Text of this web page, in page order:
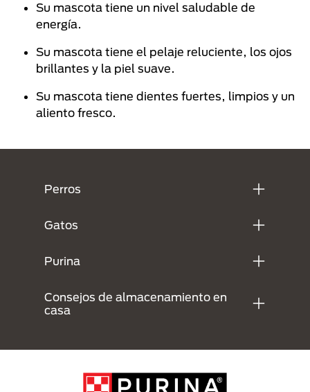
Su mascota tiene un nivel saludable de
energía.
Su mascota tiene el pelaje reluciente, los ojos
brillantes y la piel suave.
Su mascota tiene dientes fuertes, limpios y un
aliento fresco.
Perros
Gatos
Purina
Consejos de almacenamiento en
casa